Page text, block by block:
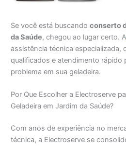
Se você está buscandoconserto
da Saúde, chegou ao lugar certo. A
assistência técnica especializada,
qualificados e atendimento rápido
problema em sua geladeira.
Por Que Escolher a Electroserve
Geladeira em Jardim da Saúde?
Com anos de experiência no
técnica, a Electroserve se